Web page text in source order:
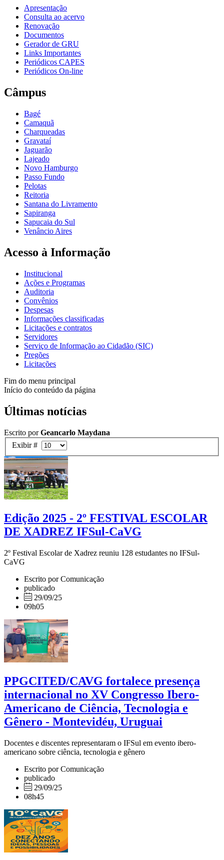
Apresentação
Consulta ao acervo
Renovação
Documentos
Gerador de GRU
Links Importantes
Periódicos CAPES
Periódicos On-line
Câmpus
Bagé
Camaquã
Charqueadas
Gravataí
Jaguarão
Lajeado
Novo Hamburgo
Passo Fundo
Pelotas
Reitoria
Santana do Livramento
Sapiranga
Sapucaia do Sul
Venâncio Aires
Acesso à Informação
Institucional
Ações e Programas
Auditoria
Convênios
Despesas
Informações classificadas
Licitações e contratos
Servidores
Serviço de Informação ao Cidadão (SIC)
Pregões
Licitações
Fim do menu principal
Início do conteúdo da página
Últimas notícias
Escrito porGeancarlo Maydana
Exibir #
Edição 2025 - 2º FESTIVAL ESCOLAR
DE XADREZ IFSul-CaVG
2º Festival Escolar de Xadrez reuniu 128 estudantes no IFSul-
CaVG
Escrito por Comunicação
publicado
29/09/25
09h05
PPGCITED/CAVG fortalece presença
internacional no XV Congresso Ibero-
Americano de Ciência, Tecnologia e
Gênero - Montevidéu, Uruguai
Docentes e discentes representaram o IFSul em evento ibero-
americano sobre ciência, tecnologia e gênero
Escrito por Comunicação
publicado
29/09/25
08h45